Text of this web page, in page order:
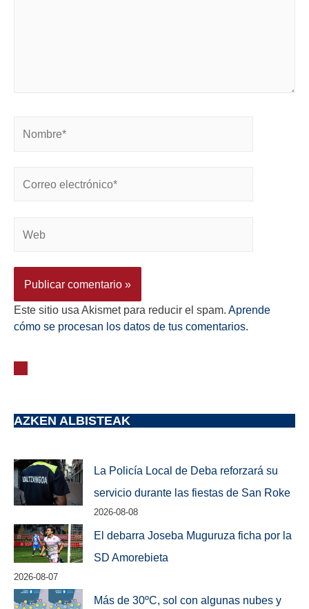
Este sitio usa Akismet para reducir el spam. Aprende
cómo se procesan los datos de tus comentarios.
AZKEN ALBISTEAK
La Policía Local de Deba reforzará su
servicio durante las fiestas de San Roke
2026-08-08
El debarra Joseba Muguruza ficha por la
SD Amorebieta
2026-08-07
Más de 30ºC, sol con algunas nubes y